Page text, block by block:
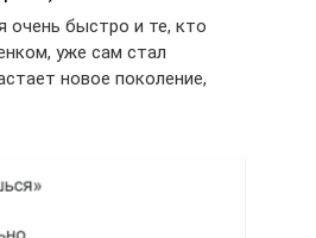
очень быстро и те, кто
уже сам стал
новое поколение,